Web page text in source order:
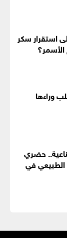
استقرار سكر
الأسمر؟
وراءها
حضري
الطبيعي في